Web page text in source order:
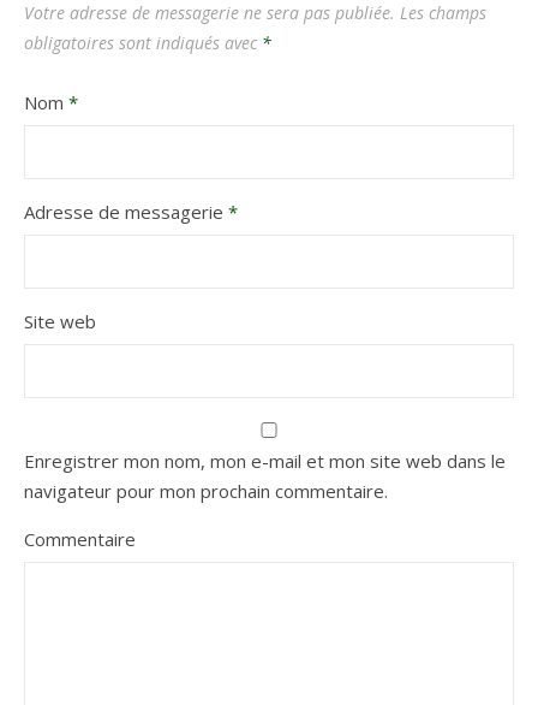
Votre adresse de messagerie ne sera pas publiée. Les champs
obligatoires sont indiqués avec *
Nom *
Adresse de messagerie *
Site web
Enregistrer mon nom, mon e-mail et mon site web dans le
navigateur pour mon prochain commentaire.
Commentaire